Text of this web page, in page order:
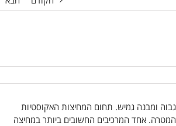
ומבנה גמיש. תחום המחיצות האקוסטיות
אחד המרכיבים החשובים ביותר במחיצה